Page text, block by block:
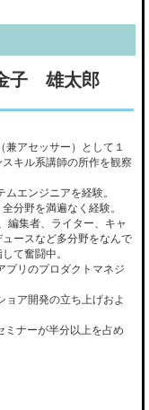
子 雄太郎
アセッサー）として１
キル系講師の所作を観察
エンジニアを経験。
分野を満遍なく経験。
編集者、ライター、キャ
ースなど多分野をなんで
て奮闘中。
プリのプロダクトマネジ
ョア開発の立ち上げおよ
ナーが半分以上を占め